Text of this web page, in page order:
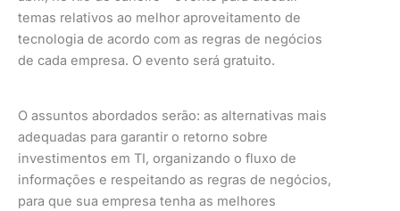
temas relativos ao melhor aproveitamento de
tecnologia de acordo com as regras de negócios
de cada empresa. O evento será gratuito.
O assuntos abordados serão: as alternativas mais
adequadas para garantir o retorno sobre
investimentos em TI, organizando o fluxo de
informações e respeitando as regras de negócios,
para que sua empresa tenha as melhores